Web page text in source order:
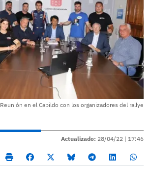
Reunión en el Cabildo con los organizadores del rallye
Actualizado: 28/04/22 | 17:46